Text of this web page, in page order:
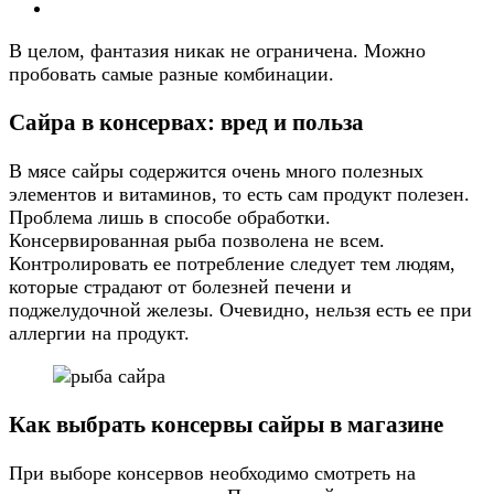
В целом, фантазия никак не ограничена. Можно
пробовать самые разные комбинации.
Сайра в консервах: вред и польза
В мясе сайры содержится очень много полезных
элементов и витаминов, то есть сам продукт полезен.
Проблема лишь в способе обработки.
Консервированная рыба позволена не всем.
Контролировать ее потребление следует тем людям,
которые страдают от болезней печени и
поджелудочной железы. Очевидно, нельзя есть ее при
аллергии на продукт.
Как выбрать консервы сайры в магазине
При выборе консервов необходимо смотреть на